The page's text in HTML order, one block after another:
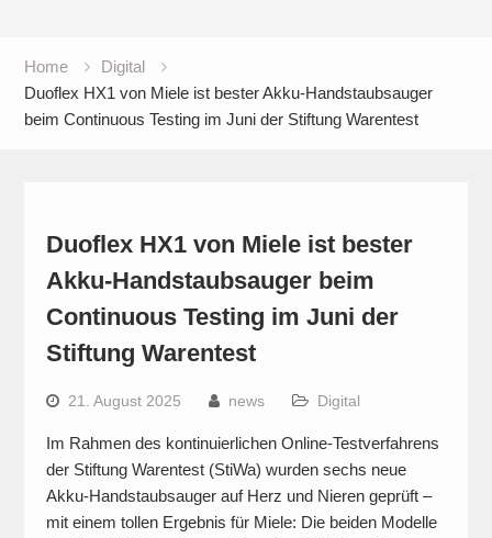
Home
Digital
Duoflex HX1 von Miele ist bester Akku-Handstaubsauger
beim Continuous Testing im Juni der Stiftung Warentest
Duoflex HX1 von Miele ist bester
Akku-Handstaubsauger beim
Continuous Testing im Juni der
Stiftung Warentest
21. August 2025 news Digital
Im Rahmen des kontinuierlichen Online-Testverfahrens
der Stiftung Warentest (StiWa) wurden sechs neue
Akku-Handstaubsauger auf Herz und Nieren geprüft –
mit einem tollen Ergebnis für Miele: Die beiden Modelle